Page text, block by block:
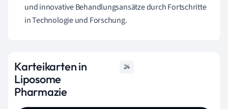
und innovative Behandlungsansätze durch Fortschritte
in Technologie und Forschung.
Karteikarten in
Liposome
Pharmazie
24